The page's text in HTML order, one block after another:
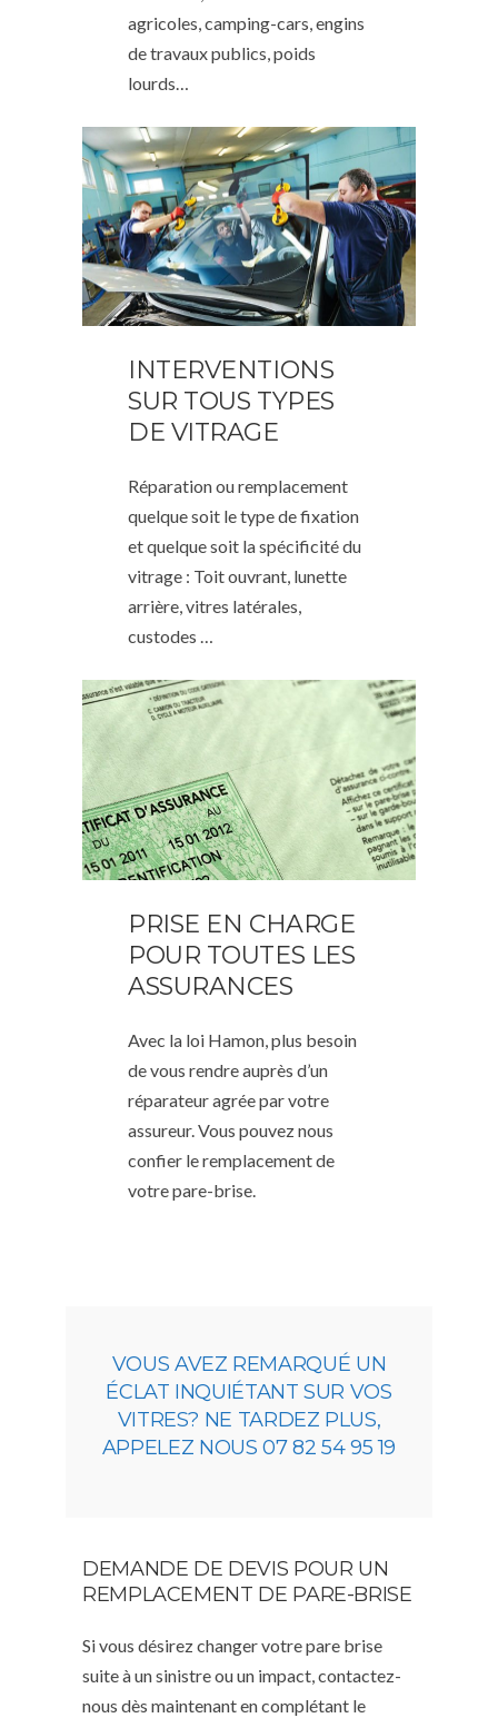
agricoles, camping-cars, engins
de travaux publics, poids
lourds…
INTERVENTIONS
SUR TOUS TYPES
DE VITRAGE
Réparation ou remplacement
quelque soit le type de fixation
et quelque soit la spécificité du
vitrage : Toit ouvrant, lunette
arrière, vitres latérales,
custodes …
PRISE EN CHARGE
POUR TOUTES LES
ASSURANCES
Avec la loi Hamon, plus besoin
de vous rendre auprès d’un
réparateur agrée par votre
assureur. Vous pouvez nous
confier le remplacement de
votre pare-brise.
VOUS AVEZ REMARQUÉ UN
ÉCLAT INQUIÉTANT SUR VOS
VITRES? NE TARDEZ PLUS,
APPELEZ NOUS 07 82 54 95 19
DEMANDE DE DEVIS POUR UN
REMPLACEMENT DE PARE-BRISE
Si vous désirez changer votre pare brise
suite à un sinistre ou un impact, contactez-
nous dès maintenant en complétant le